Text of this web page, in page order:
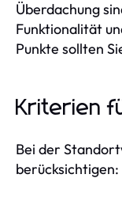
Überdachung
Funktionalität
Punkte sollten
Kriterien
Bei der
berücksichtigen: